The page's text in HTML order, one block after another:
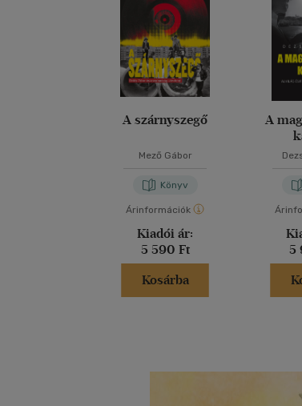
A szárnyszegő
Mező Gábor
Könyv
Árinformációk
Kiadói ár:
5 590 Ft
Kosárba
A
5